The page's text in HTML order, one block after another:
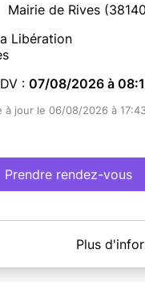
Mairie de Rives
Libération
: 07/08/2026 à
à jour le 06/08/2026 à
Prendre rendez-vous
de RIVES
Plus